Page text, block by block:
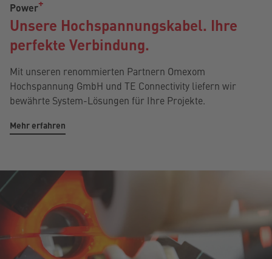
Power
Unsere Hochspannungskabel. Ihre
perfekte Verbindung.
Mit unseren renommierten Partnern Omexom
Hochspannung GmbH und TE Connectivity liefern wir
bewährte System-Lösungen für Ihre Projekte.
Mehr erfahren